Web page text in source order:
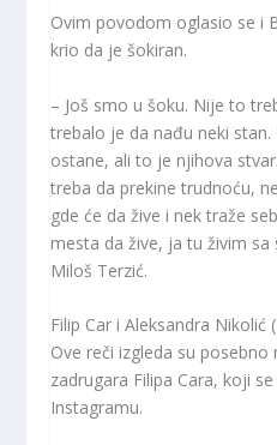
Ovim povodom oglasio se i
krio da je šokiran.
– Još smo u šoku. Nije to
trebalo je da nađu neki
ostane, ali to je njihova
treba da prekine trudnoću,
gde će da žive i nek traže
mesta da žive, ja tu živim
Miloš Terzić.
Filip Car i Aleksandra Nikolić
Ove reči izgleda su
zadrugara Filipa Cara, koji
Instagramu.